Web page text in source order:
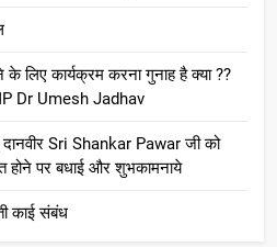
लिए कार्यक्रम करना गुनाह है क्या ??
Dr Umesh Jadhav
दानवीर Sri Shankar Pawar जी को
होने पर बधाई और शुभकामनाये
काई संबंध